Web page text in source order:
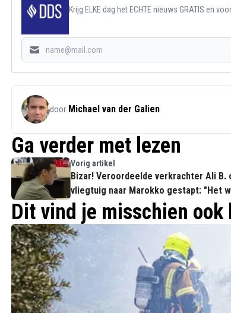
Krijg ELKE dag het ECHTE nieuws GRATIS en
door Michael van der Galien
Ga verder met lezen
Vorig artikel
Bizar! Veroordeelde verkrachter Ali B.
vliegtuig naar Marokko gestapt: "Het
echt"
Dit vind je misschien ook